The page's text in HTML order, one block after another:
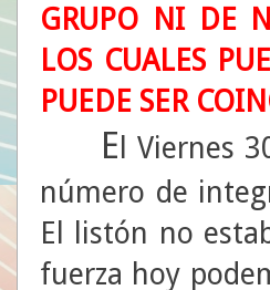
GRUPO NI DE
LOS CUALES
PUEDE SER
E l Viernes
número de
El listón no
fuerza hoy